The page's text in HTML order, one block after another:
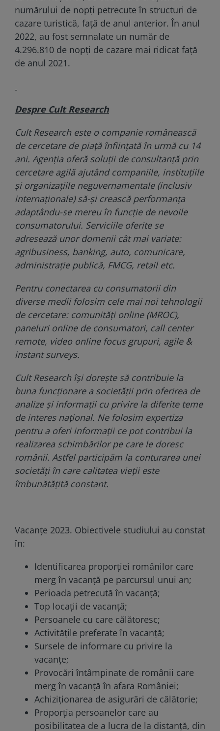
numărului de nopți petrecute în structuri de
cazare turistică, față de anul anterior. În anul
2022, au fost semnalate un număr de
4.296.810 de nopți de cazare mai ridicat față
de anul 2021.
Despre Cult Research
Cult Research este o companie românească
de cercetare de piață înființată în urmă cu 14
ani. Agenția oferă soluții de consultanță prin
cercetare agilă ajutând companiile, instituțiile
și organizațiile neguvernamentale (inclusiv
internaționale) să-și crească performanța
adaptându-se mereu în funcție de nevoile
consumatorului. Serviciile oferite se
adresează unor domenii cât mai variate:
agribusiness, banking, auto, comunicare,
administrație publică, FMCG, retail etc.
Pentru conectarea cu consumatorii din
diverse medii folosim cele mai noi tehnologii
de cercetare: comunități online (MROC),
paneluri online de consumatori, call center
remote, video online focus grupuri, agile &
instant surveys.
Cult Research își dorește să contribuie la
buna funcționare a societății prin oferirea de
analize și informații cu privire la diferite teme
de interes național. Ne folosim expertiza
pentru a oferi informații ce pot contribui la
realizarea schimbărilor pe care le doresc
românii. Astfel participăm la conturarea unei
societăți în care calitatea vieții este
îmbunătățită constant.
Vacanţe 2023. Obiectivele studiului au constat
în:
Identificarea proporției românilor care
merg în vacanță pe parcursul unui an;
Perioada petrecută în vacanță;
Top locații de vacanță;
Persoanele cu care călătoresc;
Activitățile preferate în vacanță;
Sursele de informare cu privire la
vacanțe;
Provocări întâmpinate de românii care
merg în vacanță în afara României;
Achiziționarea de asigurări de călătorie;
Proporția persoanelor care au
posibilitatea de a lucra de la distanță, din